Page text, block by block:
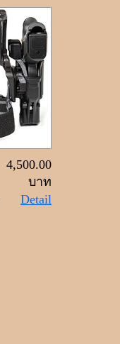
4,500.00
บาท
Detail